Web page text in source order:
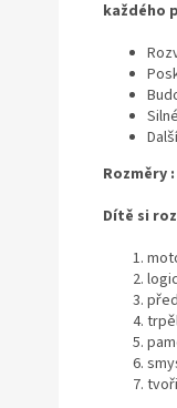
každého
Rozměry :
Dítě si